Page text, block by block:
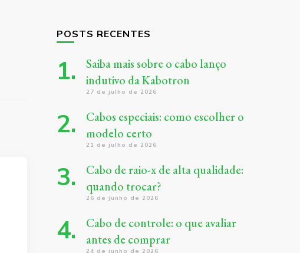
POSTS RECENTES
Saiba mais sobre o cabo lanço
indutivo da Kabotron
27 de julho de 2026
Cabos especiais: como escolher o
modelo certo
21 de julho de 2026
Cabo de raio-x de alta qualidade:
quando trocar?
26 de junho de 2026
Cabo de controle: o que avaliar
antes de comprar
24 de junho de 2026